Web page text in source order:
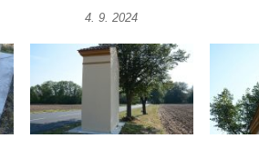
4. 9. 2024